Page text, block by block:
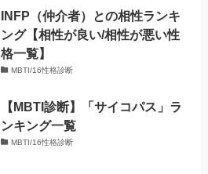
INFP（仲介者）との相性ランキ
ング【相性が良い/相性が悪い性
格一覧】
MBTI/16性格診断
【MBTI診断】「サイコパス」ラ
ンキング一覧
MBTI/16性格診断